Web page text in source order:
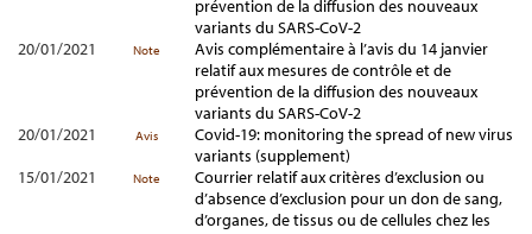
prévention de la diffusion des nouveaux
variants du SARS-CoV-2
20/01/2021
Note
Avis complémentaire à l’avis du 14 janvier
relatif aux mesures de contrôle et de
prévention de la diffusion des nouveaux
variants du SARS-CoV-2
20/01/2021
Avis
Covid-19: monitoring the spread of new virus
variants (supplement)
15/01/2021
Note
Courrier relatif aux critères d’exclusion ou
d’absence d’exclusion pour un don de sang,
d’organes, de tissus ou de cellules chez les